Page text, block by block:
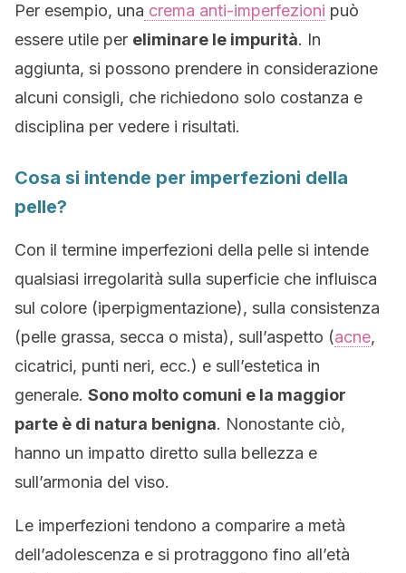
Per esempio, una crema anti-imperfezioni può
essere utile per eliminare le impurità. In
aggiunta, si possono prendere in considerazione
alcuni consigli, che richiedono solo costanza e
disciplina per vedere i risultati.
Cosa si intende per imperfezioni della
pelle?
Con il termine imperfezioni della pelle si intende
qualsiasi irregolarità sulla superficie che influisca
sul colore (iperpigmentazione), sulla consistenza
(pelle grassa, secca o mista), sull’aspetto (acne,
cicatrici, punti neri, ecc.) e sull’estetica in
generale. Sono molto comuni e la maggior
parte è di natura benigna. Nonostante ciò,
hanno un impatto diretto sulla bellezza e
sull’armonia del viso.
Le imperfezioni tendono a comparire a metà
dell’adolescenza e si protraggono fino all’età